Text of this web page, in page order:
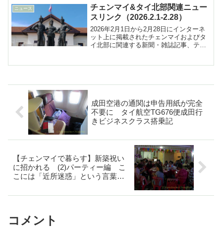
ニュース
チェンマイ&タイ北部関連ニュー
スリンク（2026.2.1-2.28）
2026年2月1日から2月28日にインターネ
ット上に掲載されたチェンマイおよびタ
イ北部に関連する新聞・雑誌記事、テレ
成田空港の通関は申告用紙が完全
不要に タイ航空TG676便成田行
きビジネスクラス搭乗記
【チェンマイで暮らす】新築祝い
に招かれる (2)パーティー編 こ
こには「近所迷惑」という言葉は
コメント